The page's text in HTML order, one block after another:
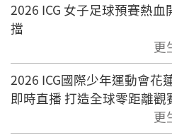
2026 ICG 女子足球預賽熱
擋
更
2026 ICG國際少年運動會花
即時直播 打造全球零距離觀
更